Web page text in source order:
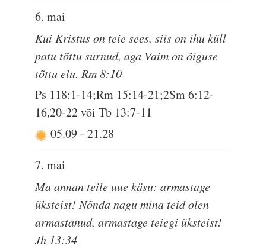
6. mai
Kui Kristus on teie sees, siis on ihu küll
patu tõttu surnud, aga Vaim on õiguse
tõttu elu. Rm 8:10
Ps 118:1-14;Rm 15:14-21;2Sm 6:12-
16,20-22 või Tb 13:7-11
05.09-21.28
7. mai
Ma annan teile uue käsu: armastage
üksteist! Nõnda nagu mina teid olen
armastanud, armastage teiegi üksteist!
Jh 13:34